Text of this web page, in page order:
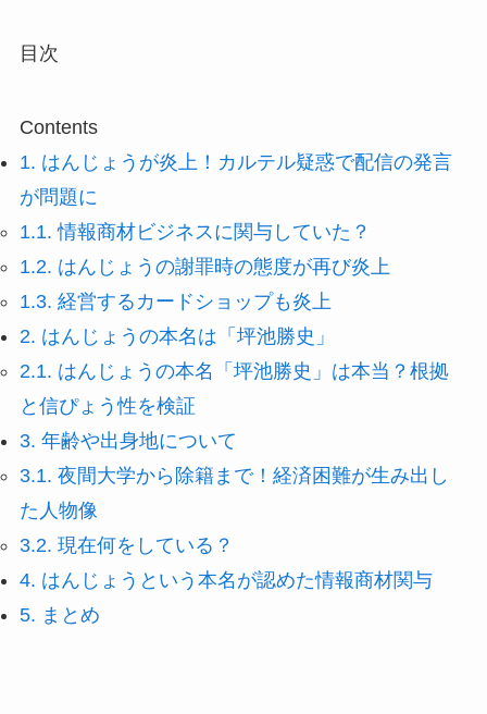
目次
Contents
1. はんじょうが炎上！カルテル疑惑で配信の発言
が問題に
1.1. 情報商材ビジネスに関与していた？
1.2. はんじょうの謝罪時の態度が再び炎上
1.3. 経営するカードショップも炎上
2. はんじょうの本名は「坪池勝史」
2.1. はんじょうの本名「坪池勝史」は本当？根拠
と信ぴょう性を検証
3. 年齢や出身地について
3.1. 夜間大学から除籍まで！経済困難が生み出し
た人物像
3.2. 現在何をしている？
4. はんじょうという本名が認めた情報商材関与
5. まとめ